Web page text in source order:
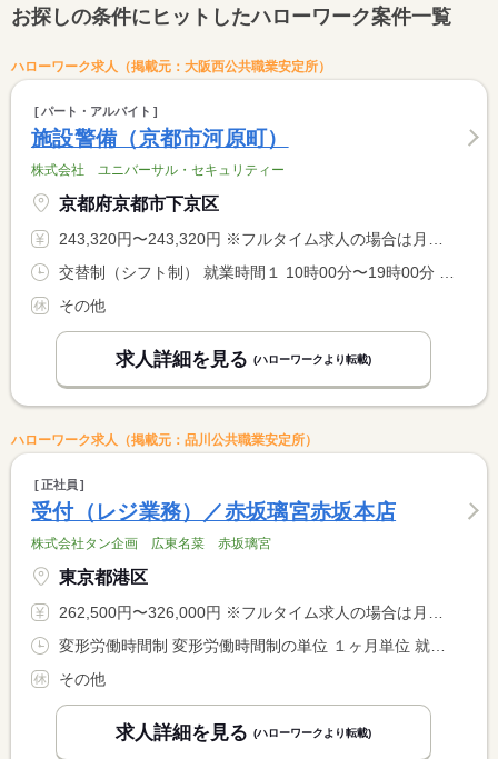
お探しの条件にヒットしたハローワーク案件一覧
ハローワーク求人（掲載元：大阪西公共職業安定所）
パート・アルバイト
施設警備（京都市河原町）
株式会社 ユニバーサル・セキュリティー
京都府京都市下京区
243,320円〜243,320円 ※フルタイム求人の場合は月額（換算額）、パート求人の場合は時間額を表示しています。
その他
求人詳細を見る (ハローワークより転載)
ハローワーク求人（掲載元：品川公共職業安定所）
正社員
受付（レジ業務）／赤坂璃宮赤坂本店
株式会社タン企画 広東名菜 赤坂璃宮
東京都港区
262,500円〜326,000円 ※フルタイム求人の場合は月額（換算額）、パート求人の場合は時間額を表示しています。
その他
求人詳細を見る (ハローワークより転載)